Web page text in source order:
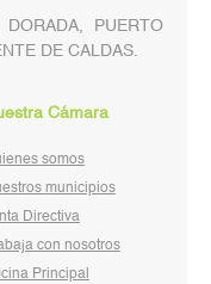
PUERTO
DE CALDAS.
Cámara
somos
municipios
Directiva
con nosotros
Principal